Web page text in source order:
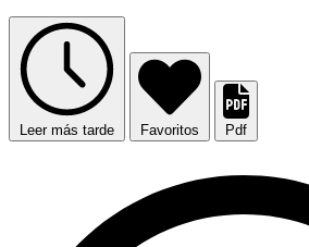
Leer más tarde Favoritos Pdf